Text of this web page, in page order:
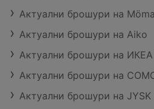
Актуални брошури на
Актуални брошури на Aiko
Актуални брошури на ИКЕА
Актуални брошури на
Актуални брошури на JYSK